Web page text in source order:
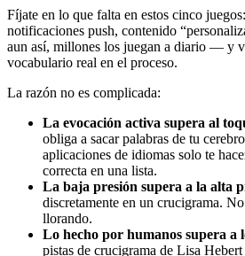
Fíjate en lo que falta en estos cinco
notificaciones push, contenido
aun así, millones los juegan a diario — y
vocabulario real en el proceso.
La razón no es complicada:
La evocación activa supera al
obliga a sacar palabras de tu
aplicaciones de idiomas solo te
correcta en una lista.
La baja presión supera a la alta
discretamente en un crucigrama.
llorando.
Lo hecho por humanos supera a
pistas de crucigrama de Lisa